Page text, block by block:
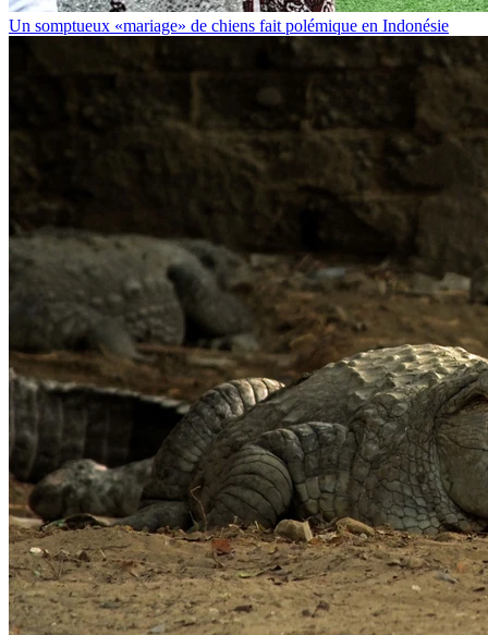
Un somptueux «mariage» de chiens fait polémique en Indonésie